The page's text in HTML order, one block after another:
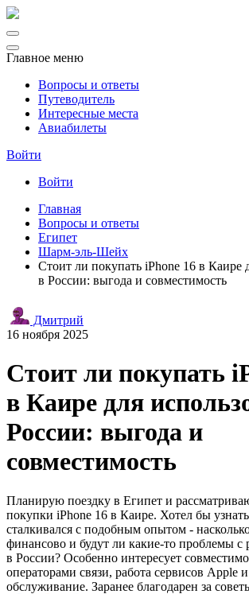
Главное меню
Вопросы и ответы
Путеводитель
Интересные места
Авиабилеты
Войти
Войти
Главная
Вопросы и ответы
Египет
Шарм-эль-Шейх
Стоит ли покупать iPhone 16 в Каире
в России: выгода и совместимость
Дмитрий
16 ноября 2025
Стоит ли покупать
в Каире для
России: выгода и
совместимость
Планирую поездку в Египет и
покупки iPhone 16 в Каире. Хотел бы
сталкивался с подобным опытом -
финансово и будут ли какие-то проблемы с
в России? Особенно интересует
операторами связи, работа сервисов Apple
обслуживание. Заранее благодарен за